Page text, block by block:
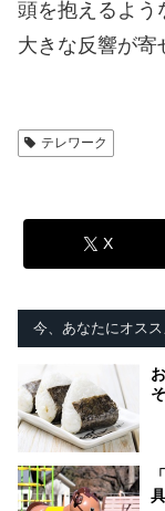
頭を抱えるよう
大きな反響が寄
テレワーク
X
今、あなたにオス